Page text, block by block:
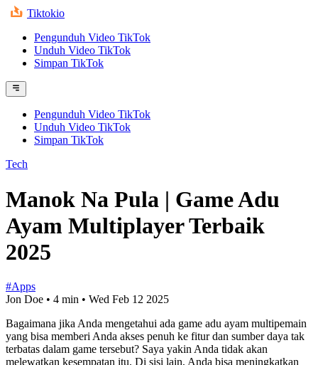
Tiktokio
Pengunduh Video TikTok
Unduh Video TikTok
Simpan TikTok
Pengunduh Video TikTok
Unduh Video TikTok
Simpan TikTok
Tech
Manok Na Pula | Game Adu
Ayam Multiplayer Terbaik
2025
#Apps
Jon Doe • 4 min • Wed Feb 12 2025
Bagaimana jika Anda mengetahui ada game adu ayam multipemain
yang bisa memberi Anda akses penuh ke fitur dan sumber daya tak
terbatas dalam game tersebut? Saya yakin Anda tidak akan
melewatkan kesempatan itu. Di sisi lain, Anda bisa meningkatkan